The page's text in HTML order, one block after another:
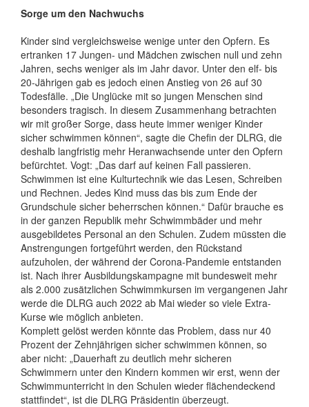
Sorge um den Nachwuchs
Kinder sind vergleichsweise wenige unter den Opfern. Es
ertranken 17 Jungen- und Mädchen zwischen null und zehn
Jahren, sechs weniger als im Jahr davor. Unter den elf- bis
20-Jährigen gab es jedoch einen Anstieg von 26 auf 30
Todesfälle. „Die Unglücke mit so jungen Menschen sind
besonders tragisch. In diesem Zusammenhang betrachten
wir mit großer Sorge, dass heute immer weniger Kinder
sicher schwimmen können“, sagte die Chefin der DLRG, die
deshalb langfristig mehr Heranwachsende unter den Opfern
befürchtet. Vogt: „Das darf auf keinen Fall passieren.
Schwimmen ist eine Kulturtechnik wie das Lesen, Schreiben
und Rechnen. Jedes Kind muss das bis zum Ende der
Grundschule sicher beherrschen können.“ Dafür brauche es
in der ganzen Republik mehr Schwimmbäder und mehr
ausgebildetes Personal an den Schulen. Zudem müssten die
Anstrengungen fortgeführt werden, den Rückstand
aufzuholen, der während der Corona-Pandemie entstanden
ist. Nach ihrer Ausbildungskampagne mit bundesweit mehr
als 2.000 zusätzlichen Schwimmkursen im vergangenen Jahr
werde die DLRG auch 2022 ab Mai wieder so viele Extra-
Kurse wie möglich anbieten.
Komplett gelöst werden könnte das Problem, dass nur 40
Prozent der Zehnjährigen sicher schwimmen können, so
aber nicht: „Dauerhaft zu deutlich mehr sicheren
Schwimmern unter den Kindern kommen wir erst, wenn der
Schwimmunterricht in den Schulen wieder flächendeckend
stattfindet“, ist die DLRG Präsidentin überzeugt.